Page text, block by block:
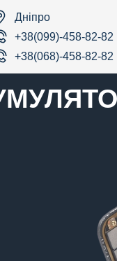
Дніпро
+38(099)-458-82-82
+38(068)-458-82-82